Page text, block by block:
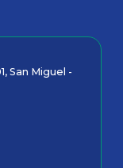
San Miguel -